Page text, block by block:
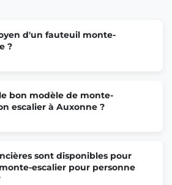
d'un fauteuil monte-
?
bon modèle de monte-
escalier à Auxonne ?
sont disponibles pour
escalier pour personne